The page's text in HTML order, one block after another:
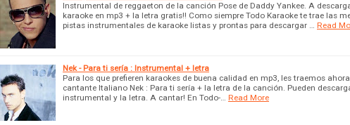
Instrumental de reggaeton de la canción Pose de Daddy Yankee. A
karaoke en mp3 + la letra gratis!! Como siempre Todo Karaoke te trae las
pistas instrumentales de karaoke listas y prontas para descargar …
Read
Nek - Para ti sería : Instrumental + letra
Para los que prefieren karaokes de buena calidad en mp3, les traemos
cantante Italiano Nek : Para ti sería + la letra de la canción. Pueden
instrumental y la letra. A cantar! En Todo-…
Read More